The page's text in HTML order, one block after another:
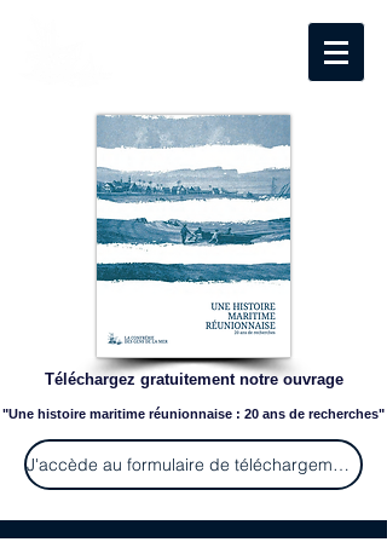
Téléchargez gratuitement notre ouvrage
"Une histoire maritime réunionnaise : 20 ans de recherches"
J'accède au formulaire de téléchargement